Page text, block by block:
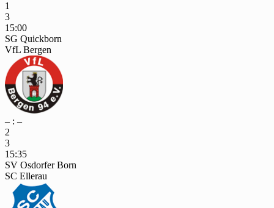
1
3
15:00
SG Quickborn
VfL Bergen
– : –
2
3
15:35
SV Osdorfer Born
SC Ellerau